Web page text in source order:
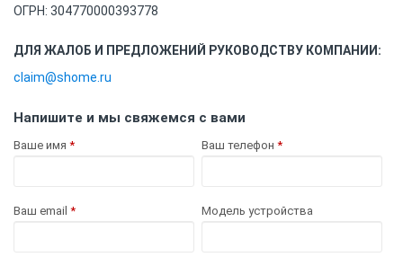
ОГРН: 304770000393778
ДЛЯ ЖАЛОБ И ПРЕДЛОЖЕНИЙ РУКОВОДСТВУ КОМПАНИИ:
claim@shome.ru
Напишите и мы свяжемся с вами
Ваше имя * Ваш телефон *
Ваш email * Модель устройства